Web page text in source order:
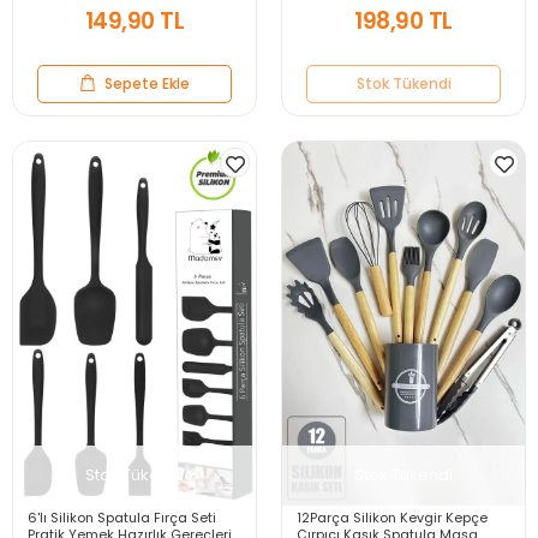
149,90 TL
Sepete Ekle
198,90 TL
Stok Tükendi
Stok Tükendi
6'lı Silikon Spatula Fırça Seti
Pratik Yemek Hazırlık Gereçleri
12Parça Silikon Kevgir Kepçe
Çırpıcı Kaşık Spatula Maşa